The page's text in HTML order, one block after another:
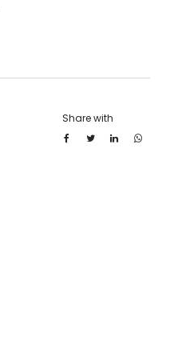
Share with